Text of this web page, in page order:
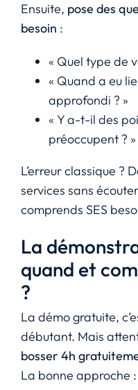
Ensuite, pose des
besoin :
« Quel type de
« Quand a eu
approfondi ? »
« Y a-t-il des
préoccupent ? »
L’erreur classique ?
services sans
comprends SES
La
quand et
?
La démo gratuite,
débutant. Mais
bosser 4h
La bonne approche